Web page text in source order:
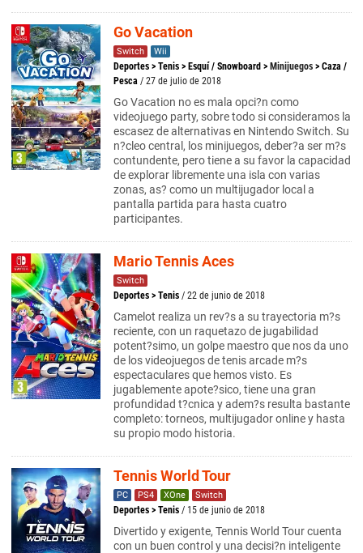
Go Vacation
Switch Wii
Deportes > Tenis > Esquí / Snowboard > Minijuegos > Caza /
Pesca / 27 de julio de 2018
Go Vacation no es mala opci?n como
videojuego party, sobre todo si consideramos la
escasez de alternativas en Nintendo Switch. Su
n?cleo central, los minijuegos, deber?a ser m?s
contundente, pero tiene a su favor la capacidad
de explorar libremente una isla con varias
zonas, as? como un multijugador local a
pantalla partida para hasta cuatro
participantes.
Mario Tennis Aces
Switch
Deportes > Tenis / 22 de junio de 2018
Camelot realiza un rev?s a su trayectoria m?s
reciente, con un raquetazo de jugabilidad
potent?simo, un golpe maestro que nos da uno
de los videojuegos de tenis arcade m?s
espectaculares que hemos visto. Es
jugablemente apote?sico, tiene una gran
profundidad t?cnica y adem?s resulta bastante
completo: torneos, multijugador online y hasta
su propio modo historia.
Tennis World Tour
PC PS4 XOne Switch
Deportes > Tenis / 15 de junio de 2018
Divertido y exigente, Tennis World Tour cuenta
con un buen control y una decisi?n inteligente